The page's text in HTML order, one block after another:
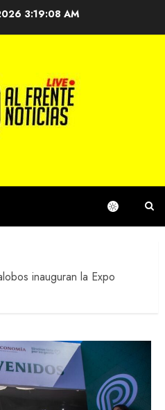
3:19:08 AM
inauguran la Expo